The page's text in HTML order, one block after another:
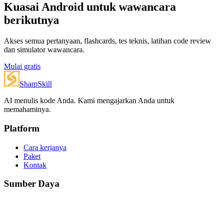
Kuasai Android untuk wawancara
berikutnya
Akses semua pertanyaan, flashcards, tes teknis, latihan code review
dan simulator wawancara.
Mulai gratis
SharpSkill
AI menulis kode Anda. Kami mengajarkan Anda untuk
memahaminya.
Platform
Cara kerjanya
Paket
Kontak
Sumber Daya